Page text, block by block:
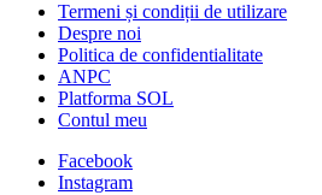
Termeni și condiții de utilizare
Despre noi
Politica de confidentialitate
ANPC
Platforma SOL
Contul meu
Facebook
Instagram